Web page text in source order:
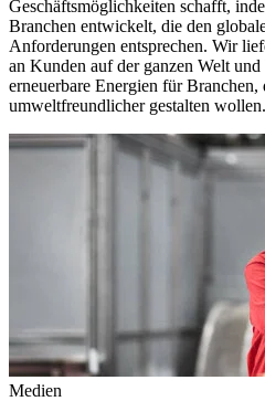
Geschäftsmöglichkeiten schafft,
Branchen entwickelt, die den
Anforderungen entsprechen. Wir
an Kunden auf der ganzen Welt
erneuerbare Energien für
umweltfreundlicher gestalten wollen.
Medien